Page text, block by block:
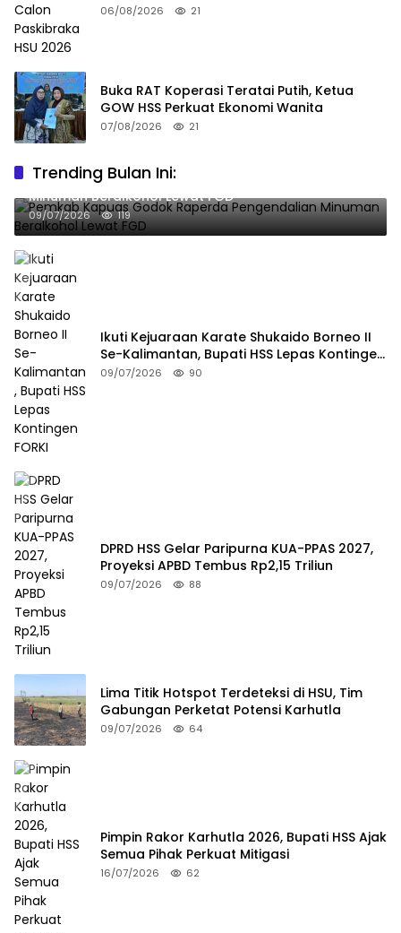
06/08/2026 21
Buka RAT Koperasi Teratai Putih, Ketua
GOW HSS Perkuat Ekonomi Wanita
07/08/2026 21
Trending Bulan Ini:
Pemkab Kapuas Godok Raperda Pengendalian
Minuman Beralkohol Lewat FGD
09/07/2026 119
Ikuti Kejuaraan Karate Shukaido Borneo II
Se-Kalimantan, Bupati HSS Lepas Kontingen
FORKI
09/07/2026 90
DPRD HSS Gelar Paripurna KUA-PPAS 2027,
Proyeksi APBD Tembus Rp2,15 Triliun
09/07/2026 88
Lima Titik Hotspot Terdeteksi di HSU, Tim
Gabungan Perketat Potensi Karhutla
09/07/2026 64
Pimpin Rakor Karhutla 2026, Bupati HSS Ajak
Semua Pihak Perkuat Mitigasi
16/07/2026 62